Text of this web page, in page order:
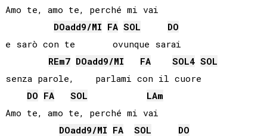
Amo te, amo te, perché mi vai
DOadd9/MI FA SOL
DO
e sarò con te       ovunque sarai
REm7 DOadd9/MI FA SOL4 SOL
senza parole,    parlami con il cuore
DO FA SOL LAm
Amo te, amo te, perché mi vai
DOadd9/MI FA SOL
DO